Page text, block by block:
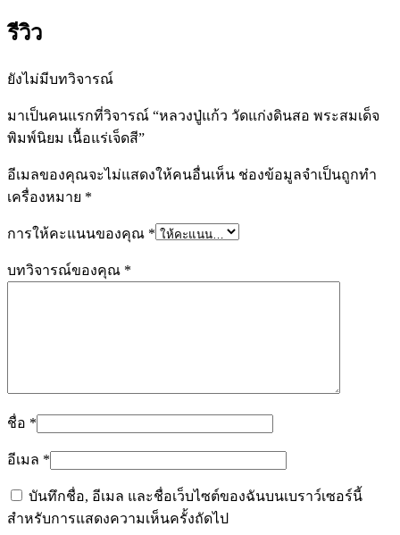
รีวิว
ยังไม่มีบทวิจารณ์
มาเป็นคนแรกที่วิจารณ์ “หลวงปู่แก้ว วัดแก่งดินสอ พระสมเด็จ
พิมพ์นิยม เนื้อแร่เจ็ดสี”
อีเมลของคุณจะไม่แสดงให้คนอื่นเห็น ช่องข้อมูลจำเป็นถูกทำ
เครื่องหมาย *
การให้คะแนนของคุณ *
บทวิจารณ์ของคุณ *
ชื่อ *
อีเมล *
บันทึกชื่อ, อีเมล และชื่อเว็บไซต์ของฉันบนเบราว์เซอร์นี้
สำหรับการแสดงความเห็นครั้งถัดไป